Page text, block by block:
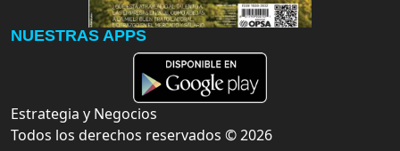
NUESTRAS APPS
Estrategia y Negocios
Todos los derechos reservados ©2026